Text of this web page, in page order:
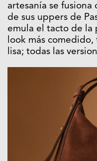
artesanía se fusiona
de sus uppers de
emula el tacto de la
look más
lisa; todas las